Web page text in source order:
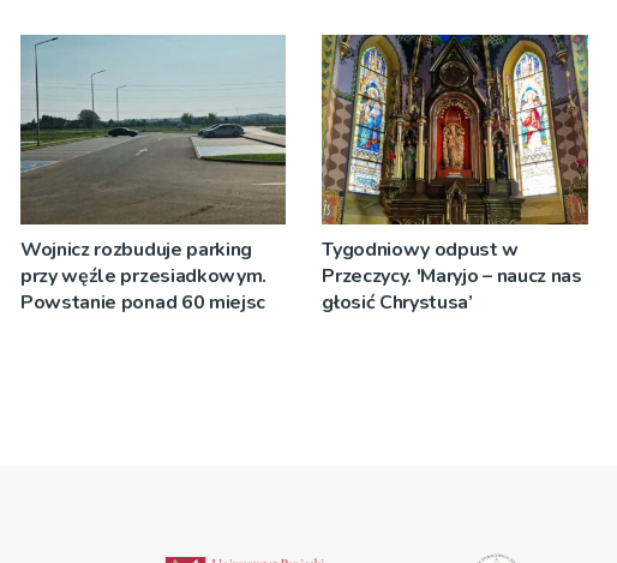
zostanie podpisana
Wojnicz rozbuduje parking
przy węźle przesiadkowym.
Powstanie ponad 60 miejsc
Tygodniowy odpust w
Przeczycy. 'Maryjo – naucz nas
głosić Chrystusa’